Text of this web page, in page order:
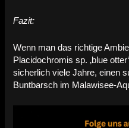
Fazit:
Wenn man das richtige
Placidochromis sp. ‚blue
sicherlich viele Jahre, einen
Buntbarsch im Malawisee-